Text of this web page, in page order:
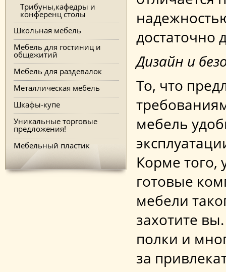
Трибуны,кафедры и
конференц столы
Школьная мебель
Мебель для гостиниц и
общежитий
Мебель для раздевалок
Металлическая мебель
Шкафы-купе
Уникальные торговые
предложения!
Мебельный пластик
достаточно
Дизайн и
То, что
мебель
Корме того,
готовые
мебели
захотите
полки и
за